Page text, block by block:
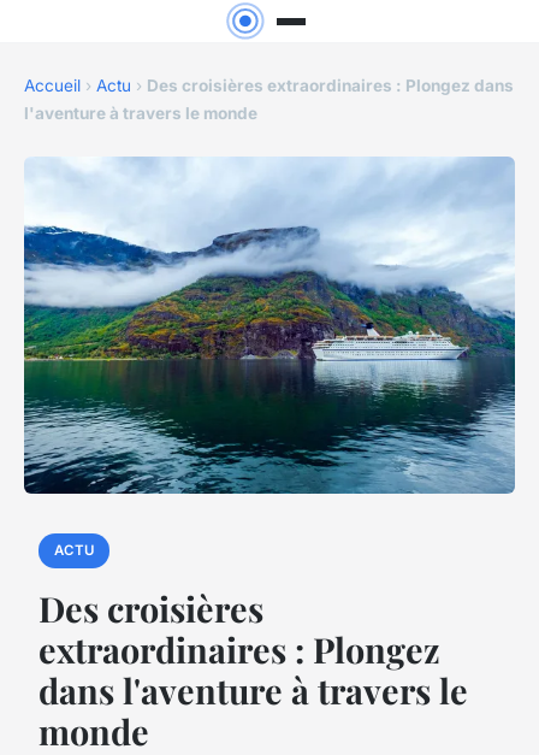
Accueil › Actu › Des croisières extraordinaires : Plongez dans
l'aventure à travers le monde
ACTU
Des croisières
extraordinaires : Plongez
dans l'aventure à travers le
monde